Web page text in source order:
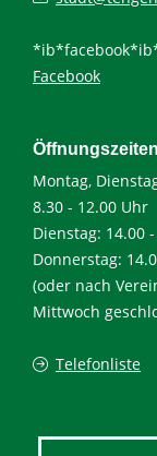
Facebook
Montag,
8.30 - 12.00 Uhr
Dienstag: 14.00
Donnerstag:
(oder nach
Mittwoch
Telefonliste